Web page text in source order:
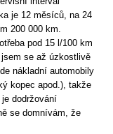
je 12 měsíců, na 24
200 000 km.
pod 15 l/100 km
jsem se až úzkostlivě
nákladní automobily
kopec apod.), takže
dodržování
se domnívám, že